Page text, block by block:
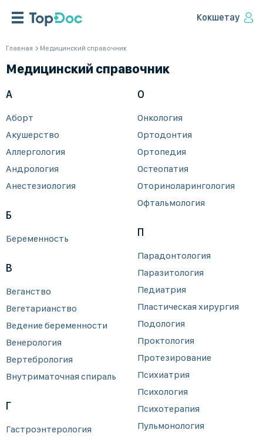
Кокшетау
Главная Медицинский справочник
Медицинский справочник
А
Аборт
Акушерство
Аллергология
Андрология
Анестезиология
Б
Беременность
В
Веганство
Вегетарианство
Ведение беременности
Венерология
Вертебрология
Внутриматочная спираль
Г
Гастроэнтерология
О
Онкология
Ортодонтия
Ортопедия
Остеопатия
Оториноларингология
Офтальмология
П
Парадонтология
Паразитология
Педиатрия
Пластическая хирургия
Подология
Проктология
Протезирование
Психиатрия
Психология
Психотерапия
Пульмонология